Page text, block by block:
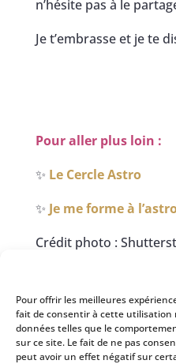
Pour offrir les meilleures
fait de consentir à cette
données telles que le
sur ce site. Le fait de ne pas
peut avoir un effet négatif sur
n’hésite pas à le
Je t’embrasse et je te
Pour aller plus loin :
✨ Le Cercle Astro
✨ Je me forme à
Crédit photo :